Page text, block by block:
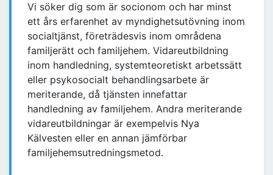
Vi söker dig som är socionom och har minst
ett års erfarenhet av myndighetsutövning inom
socialtjänst, företrädesvis inom områdena
familjerätt och familjehem. Vidareutbildning
inom handledning, systemteoretiskt arbetssätt
eller psykosocialt behandlingsarbete är
meriterande, då tjänsten innefattar
handledning av familjehem. Andra meriterande
vidareutbildningar är exempelvis Nya
Kälvesten eller en annan jämförbar
familjehemsutredningsmetod.